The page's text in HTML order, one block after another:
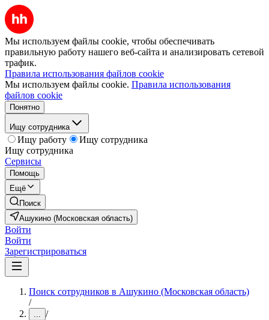
Мы используем файлы cookie, чтобы обеспечивать
правильную работу нашего веб-сайта и анализировать сетевой
трафик.
Правила использования файлов cookie
Мы используем файлы cookie. Правила использования
файлов cookie
Понятно
Ищу сотрудника
Ищу работу
Ищу сотрудника
Ищу сотрудника
Сервисы
Помощь
Ещё
Поиск
Ашукино (Московская область)
Войти
Войти
Зарегистрироваться
Поиск сотрудников в Ашукино (Московская область)
/
... /